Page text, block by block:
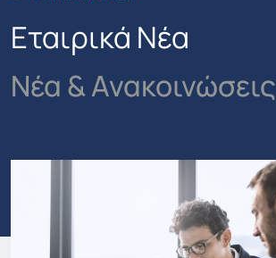
Εταιρικά Νέα
Νέα & Ανακοινώσεις